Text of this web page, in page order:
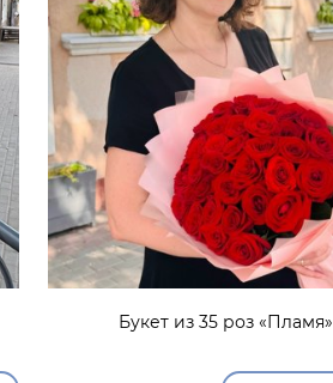
Букет из 35 роз «Пламя»